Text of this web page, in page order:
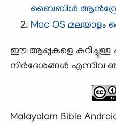
ബൈബിള്‍
Mac OS
ഈ ആപ്പുകളെ
നിര്‍ദേശങ്ങള്‍ എന്നിവ
Malayalam Bible